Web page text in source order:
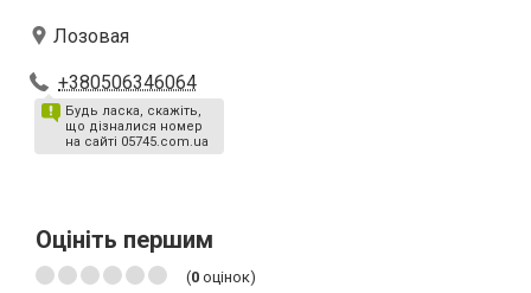
Лозовая
+380506346064
Будь ласка, скажіть,
що дізналися номер
на сайті 05745.com.ua
Оцініть першим
(0 оцінок)